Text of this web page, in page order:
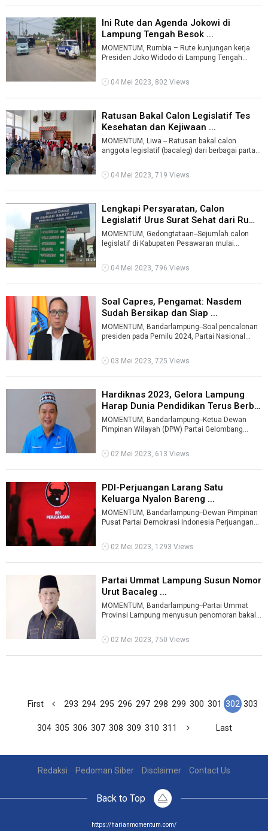
Ini Rute dan Agenda Jokowi di
Lampung Tengah Besok ...
MOMENTUM, Rumbia – Rute kunjungan kerja
Presiden Joko Widodo di Lampung Tengah
...
04 Mei 2023, 802 Views
Ratusan Bakal Calon Legislatif Tes
Kesehatan dan Kejiwaan ...
MOMENTUM, Liwa -- Ratusan bakal calon
anggota legislatif (bacaleg) dari berbagai partai
04 Mei 2023, 719 Views
Lengkapi Persyaratan, Calon
Legislatif Urus Surat Sehat dari Ruma
...
MOMENTUM, Gedongtataan--Sejumlah calon
legislatif di Kabupaten Pesawaran mulai
...
04 Mei 2023, 796 Views
Soal Capres, Pengamat: Nasdem
Sudah Bersikap dan Siap ...
MOMENTUM, Bandarlampung--Soal pencalonan
presiden pada Pemilu 2024, Partai Nasional
03 Mei 2023, 725 Views
Hardiknas 2023, Gelora Lampung
Harap Dunia Pendidikan Terus Berbe
...
MOMENTUM, Bandarlampung--Ketua Dewan
Pimpinan Wilayah (DPW) Partai Gelombang
meng ...
02 Mei 2023, 613 Views
PDI-Perjuangan Larang Satu
Keluarga Nyalon Bareng ...
MOMENTUM, Bandarlampung--Dewan Pimpinan
Pusat Partai Demokrasi Indonesia Perjuangan
02 Mei 2023, 1293 Views
Partai Ummat Lampung Susun Nomor
Urut Bacaleg ...
MOMENTUM, Bandarlampung--Partai Ummat
Provinsi Lampung menyusun penomoran bakal
02 Mei 2023, 750 Views
First 293 294 295 296 297 298 299 300 301 302 303
304 305 306 307 308 309 310 311 Last
Redaksi Pedoman Siber Disclaimer Contact Us
Back to Top
https://harianmomentum.com/